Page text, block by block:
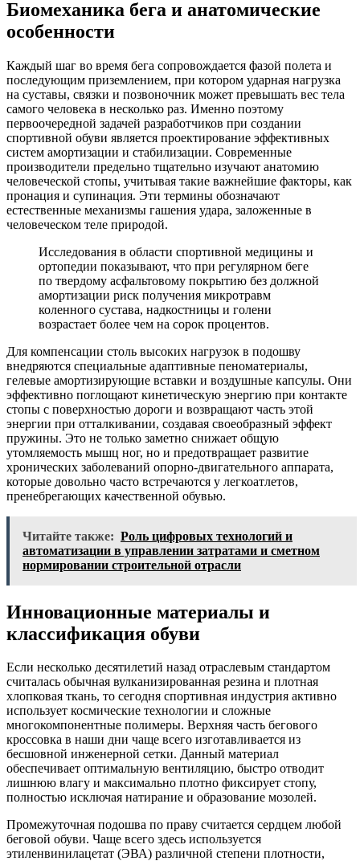
Биомеханика бега и анатомические
особенности
Каждый шаг во время бега сопровождается фазой полета и
последующим приземлением, при котором ударная нагрузка
на суставы, связки и позвоночник может превышать вес тела
самого человека в несколько раз. Именно поэтому
первоочередной задачей разработчиков при создании
спортивной обуви является проектирование эффективных
систем амортизации и стабилизации. Современные
производители предельно тщательно изучают анатомию
человеческой стопы, учитывая такие важнейшие факторы, как
пронация и супинация. Эти термины обозначают
естественные механизмы гашения удара, заложенные в
человеческом теле природой.
Исследования в области спортивной медицины и
ортопедии показывают, что при регулярном беге
по твердому асфальтовому покрытию без должной
амортизации риск получения микротравм
коленного сустава, надкостницы и голени
возрастает более чем на сорок процентов.
Для компенсации столь высоких нагрузок в подошву
внедряются специальные адаптивные пеноматериалы,
гелевые амортизирующие вставки и воздушные капсулы. Они
эффективно поглощают кинетическую энергию при контакте
стопы с поверхностью дороги и возвращают часть этой
энергии при отталкивании, создавая своеобразный эффект
пружины. Это не только заметно снижает общую
утомляемость мышц ног, но и предотвращает развитие
хронических заболеваний опорно-двигательного аппарата,
которые довольно часто встречаются у легкоатлетов,
пренебрегающих качественной обувью.
Читайте также: Роль цифровых технологий и
автоматизации в управлении затратами и сметном
нормировании строительной отрасли
Инновационные материалы и
классификация обуви
Если несколько десятилетий назад отраслевым стандартом
считалась обычная вулканизированная резина и плотная
хлопковая ткань, то сегодня спортивная индустрия активно
использует космические технологии и сложные
многокомпонентные полимеры. Верхняя часть бегового
кроссовка в наши дни чаще всего изготавливается из
бесшовной инженерной сетки. Данный материал
обеспечивает оптимальную вентиляцию, быстро отводит
лишнюю влагу и максимально плотно фиксирует стопу,
полностью исключая натирание и образование мозолей.
Промежуточная подошва по праву считается сердцем любой
беговой обуви. Чаще всего здесь используется
этиленвинилацетат (ЭВА) различной степени плотности,